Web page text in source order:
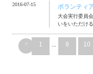
2016-07-15 ボランティ
大会実行委員
いをいただけ
< 1 9 10